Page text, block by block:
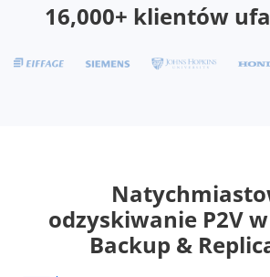
16,000+ klientów
odzyskiwanie P2V
Backup &